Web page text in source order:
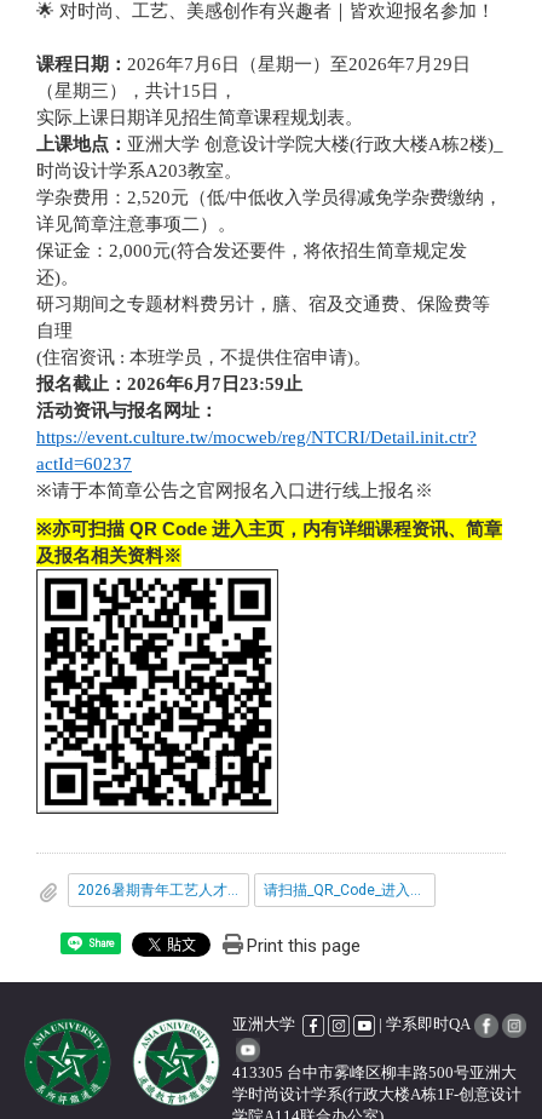
🌟 对时尚、工艺、美感创作有兴趣者｜皆欢迎报名参加！
课程日期： 2026年7月6日（星期一）至2026年7月29日
（星期三），共计15日，
实际上课日期详见招生简章课程规划表。
上课地点： 亚洲大学 创意设计学院大楼(行政大楼A栋2楼)_
时尚设计学系A203教室。
学杂费用：2,520元（低/中低收入学员得减免学杂费缴纳，
详见简章注意事项二） 。
保证金：2,000元(符合发还要件，将依招生简章规定发
还)。
研习期间之专题材料费另计，膳、宿及交通费、保险费等
自理
(住宿资讯 : 本班学员，不提供住宿申请)。
报名截止：2026年6月7日23:59止
活动资讯与报名网址：
https://event.culture.tw/mocweb/reg/NTCRI/Detail.init.ctr?
actId=60237
※请于本简章公告之官网报名入口进行线上报名 ※
※亦可扫描 QR Code 进入主页，内有详细课程资讯、简章
及报名相关资料※
2026暑期青年工艺人才培训营.pdf 请扫描_QR_Code_进入主页.pdf
Share Print this page
亚洲大学 | 学系即时QA
413305 台中市雾峰区柳丰路500号亚洲大
学时尚设计学系(行政大楼A栋1F-创意设计